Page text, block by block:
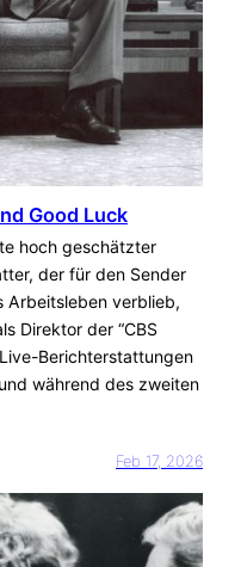
Good Luck
hoch geschätzter
der für den Sender
Arbeitsleben verblieb,
Direktor der “CBS
Berichterstattungen
während des zweiten
Feb 17, 2026